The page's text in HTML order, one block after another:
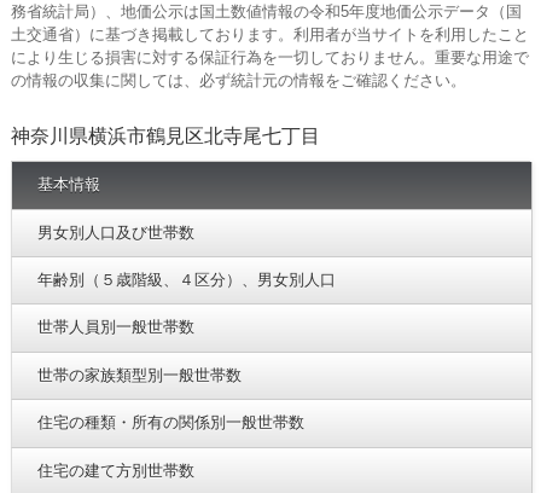
務省統計局）、地価公示は国土数値情報の令和5年度地価公示データ（国
土交通省）に基づき掲載しております。利用者が当サイトを利用したこと
により生じる損害に対する保証行為を一切しておりません。重要な用途で
の情報の収集に関しては、必ず統計元の情報をご確認ください。
神奈川県横浜市鶴見区北寺尾七丁目
基本情報
男女別人口及び世帯数
年齢別（５歳階級、４区分）、男女別人口
世帯人員別一般世帯数
世帯の家族類型別一般世帯数
住宅の種類・所有の関係別一般世帯数
住宅の建て方別世帯数